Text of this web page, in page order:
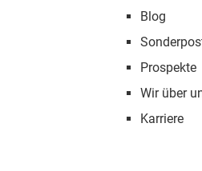
Blog
Prospekte
Wir über
Karriere